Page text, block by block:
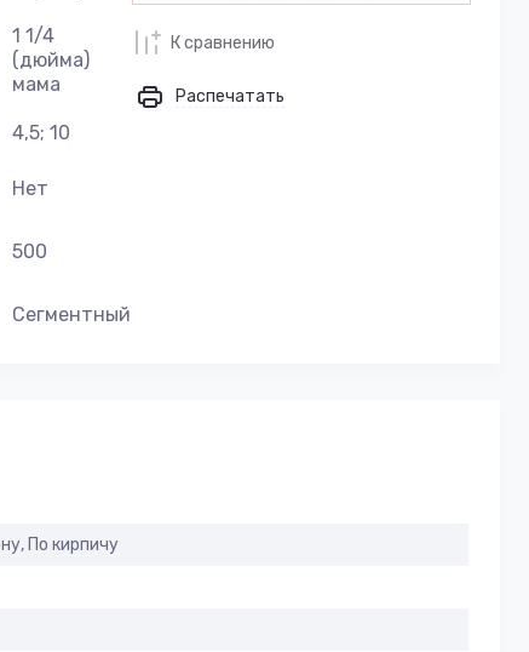
1 1/4
(дюйма)
мама
4,5; 10
Нет
500
Сегментный
К сравнению
Распечатать
По кирпичу